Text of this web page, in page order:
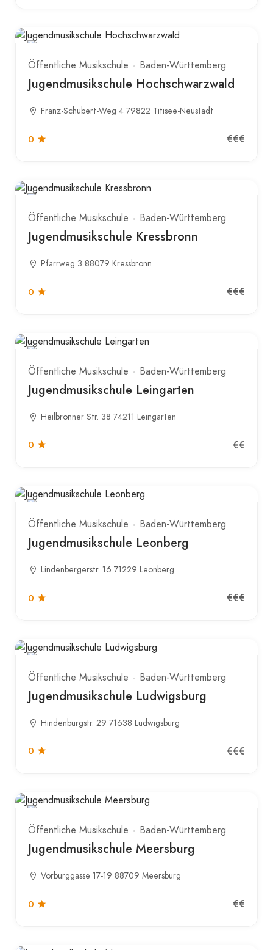
Öffentliche Musikschule Baden-Württemberg
Jugendmusikschule Hochschwarzwald
Franz-Schubert-Weg 4 79822 Titisee-Neustadt
0 €€€
Öffentliche Musikschule Baden-Württemberg
Jugendmusikschule Kressbronn
Pfarrweg 3 88079 Kressbronn
0 €€€
Öffentliche Musikschule Baden-Württemberg
Jugendmusikschule Leingarten
Heilbronner Str. 38 74211 Leingarten
0 €€
Öffentliche Musikschule Baden-Württemberg
Jugendmusikschule Leonberg
Lindenbergerstr. 16 71229 Leonberg
0 €€€
Öffentliche Musikschule Baden-Württemberg
Jugendmusikschule Ludwigsburg
Hindenburgstr. 29 71638 Ludwigsburg
0 €€€
Öffentliche Musikschule Baden-Württemberg
Jugendmusikschule Meersburg
Vorburggasse 17-19 88709 Meersburg
0 €€